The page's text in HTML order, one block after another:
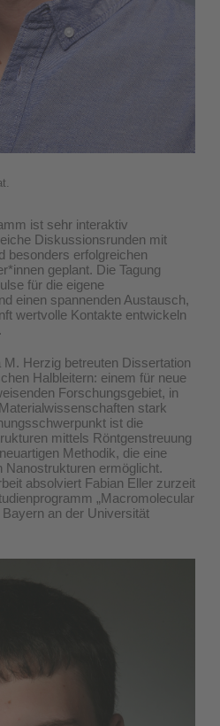
ist sehr interaktiv
Diskussionsrunden mit
besonders erfolgreichen
geplant. Die Tagung
für die eigene
einen spannenden Austausch,
wertvolle Kontakte entwickeln
Herzig betreuten Dissertation
Halbleitern: einem für neue
Forschungsgebiet, in
stark
ist die
mittels Röntgenstreuung
Methodik, die eine
Nanostrukturen ermöglicht.
absolviert Fabian Eller zurzeit
„Macromolecular
an der Universität